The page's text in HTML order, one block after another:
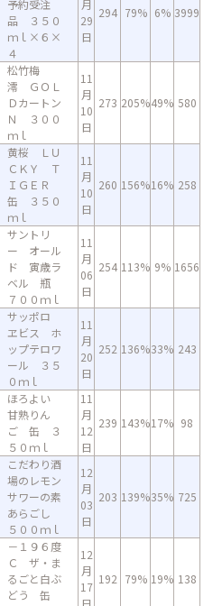
予約受注
品 ３５０
ｍｌ×６×
４
月
29
日
294 79% 6% 3999
松竹梅
澪 ＧＯＬ
Ｄカートン
Ｎ ３００
ｍｌ
11
月
10
日
273 205%49% 580
黄桜 ＬＵ
ＣＫＹ Ｔ
ＩＧＥＲ
缶 ３５０
ｍｌ
11
月
10
日
260 156%16% 258
サントリ
ー オール
ド 寅歳ラ
ベル 瓶
７００ｍｌ
11
月
06
日
254 113% 9% 1656
サッポロ
ヱビス ホ
ップテロワ
ール ３５
０ｍｌ
11
月
20
日
252 136%33% 243
ほろよい
甘熟りん
ご 缶 ３
５０ｍｌ
11
月
12
日
239 143%17% 98
こだわり酒
場のレモン
サワーの素
あらごし
５００ｍｌ
12
月
03
日
203 139%35% 725
－１９６度
Ｃ ザ・ま
るごと白ぶ
どう 缶
12
月
17
日
192 79% 19% 138